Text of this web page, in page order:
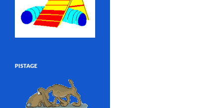
PISTAGE